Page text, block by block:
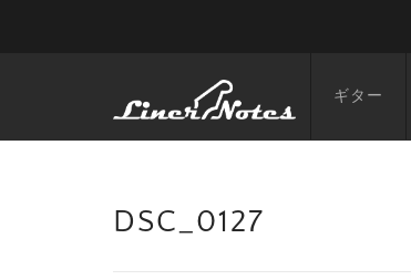
ギター
DSC_0127